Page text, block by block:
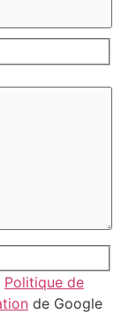
Politique de
de Google